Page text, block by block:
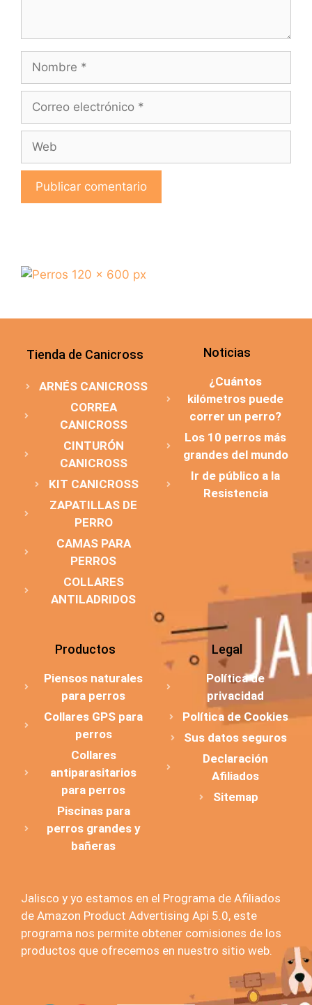
Tienda de Canicross
ARNÉS CANICROSS
CORREA
CANICROSS
CINTURÓN
CANICROSS
KIT CANICROSS
ZAPATILLAS DE
PERRO
CAMAS PARA
PERROS
COLLARES
ANTILADRIDOS
Noticias
¿Cuántos
kilómetros puede
correr un perro?
Los 10 perros más
grandes del mundo
Ir de público a la
Resistencia
Productos
Piensos naturales
para perros
Collares GPS para
perros
Collares
antiparasitarios
para perros
Piscinas para
perros grandes y
bañeras
Legal
Política de
privacidad
Política de Cookies
Sus datos seguros
Declaración
Afiliados
Sitemap
Jalisco y yo estamos en el Programa de Afiliados
de Amazon Product Advertising Api 5.0, este
programa nos permite obtener comisiones de los
productos que ofrecemos en nuestro sitio web.